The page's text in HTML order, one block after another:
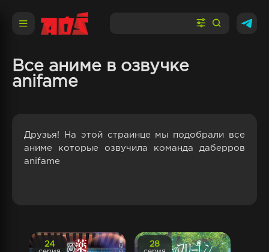
Все аниме в озвучке
anifame
Друзья! На этой страинце мы подобрали все
аниме которые озвучила команда даберров
anifame
24 28